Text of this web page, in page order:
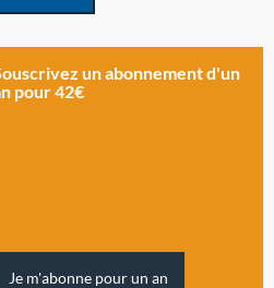
un abonnement d'un
pour 42€
Je m'abonne pour un an